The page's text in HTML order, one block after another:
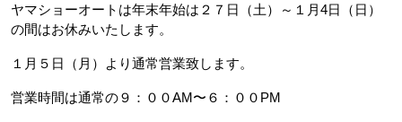
ヤマショーオートは年末年始は２７日（土）～１月4日（日）
の間はお休みいたします。
１月５日（月）より通常営業致します。
営業時間は通常の９：００AM〜６：００PM